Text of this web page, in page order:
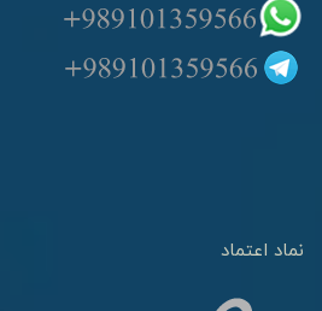
نماد اعتماد